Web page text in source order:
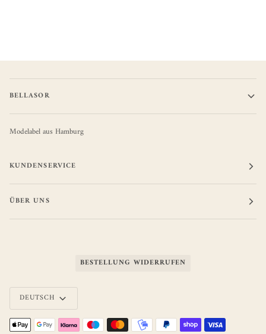
BELLASOR
Modelabel aus Hamburg
KUNDENSERVICE
ÜBER UNS
BESTELLUNG WIDERRUFEN
Sprache
DEUTSCH